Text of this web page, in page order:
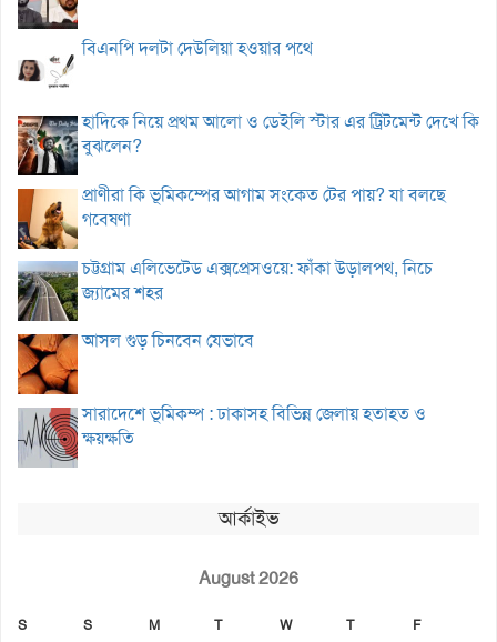
বিএনপি দলটা দেউলিয়া হওয়ার পথে
হাদিকে নিয়ে প্রথম আলো ও ডেইলি স্টার এর ট্রিটমেন্ট দেখে কি
বুঝলেন?
প্রাণীরা কি ভূমিকম্পের আগাম সংকেত টের পায়? যা বলছে
গবেষণা
চট্টগ্রাম এলিভেটেড এক্সপ্রেসওয়ে: ফাঁকা উড়ালপথ, নিচে
জ্যামের শহর
আসল গুড় চিনবেন যেভাবে
সারাদেশে ভূমিকম্প : ঢাকাসহ বিভিন্ন জেলায় হতাহত ও
ক্ষয়ক্ষতি
আর্কাইভ
August 2026
S S M T W T F